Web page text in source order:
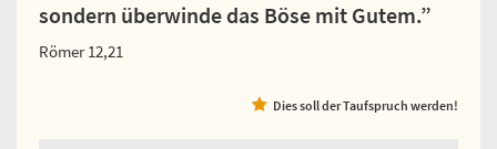
sondern überwinde das Böse mit Gutem.”
Römer 12,21
Dies soll der Taufspruch werden!